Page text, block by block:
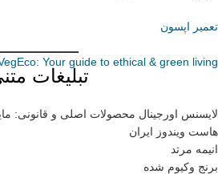
تعمیر اپسون
Your guide to ethical & green living
تبلیغات
لایسنس اورجینال محصولات اصلی و قانونی:
هاست ویندوز ایران
انیمه مرتد
برنج وکیوم شده